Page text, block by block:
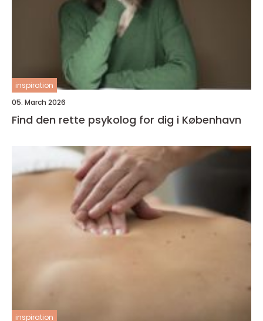
inspiration
05. March 2026
Find den rette psykolog for dig i København
inspiration